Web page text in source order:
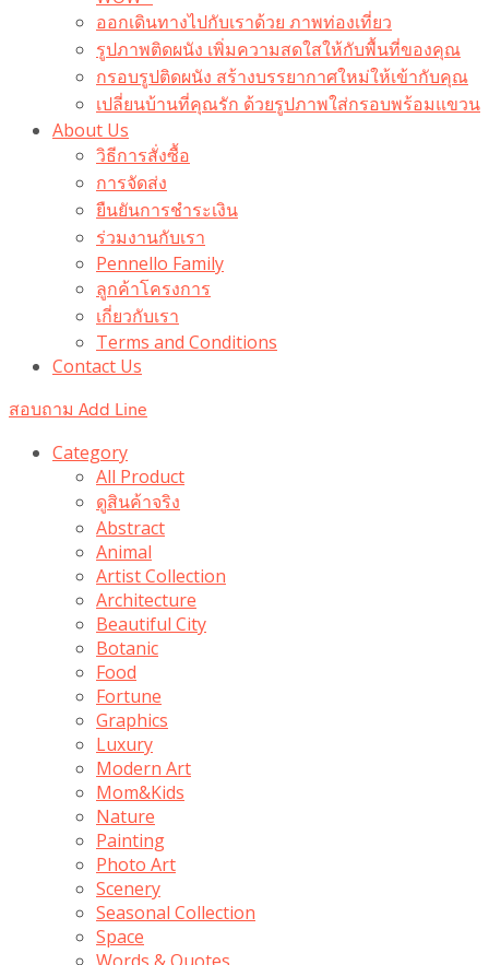
ออกเดินทางไปกับเราด้วย ภาพท่องเที่ยว
รูปภาพติดผนัง เพิ่มความสดใสให้กับพื้นที่ของคุณ
กรอบรูปติดผนัง สร้างบรรยากาศใหม่ให้เข้ากับคุณ
เปลี่ยนบ้านที่คุณรัก ด้วยรูปภาพใส่กรอบพร้อมแขวน​
About Us
วิธีการสั่งซื้อ
การจัดส่ง
ยืนยันการชำระเงิน
ร่วมงานกับเรา
Pennello Family
ลูกค้าโครงการ
เกี่ยวกับเรา
Terms and Conditions
Contact Us
สอบถาม Add Line
Category
All Product
ดูสินค้าจริง
Abstract
Animal
Artist Collection
Architecture
Beautiful City
Botanic
Food
Fortune
Graphics
Luxury
Modern Art
Mom&Kids
Nature
Painting
Photo Art
Scenery
Seasonal Collection
Space
Words & Quotes